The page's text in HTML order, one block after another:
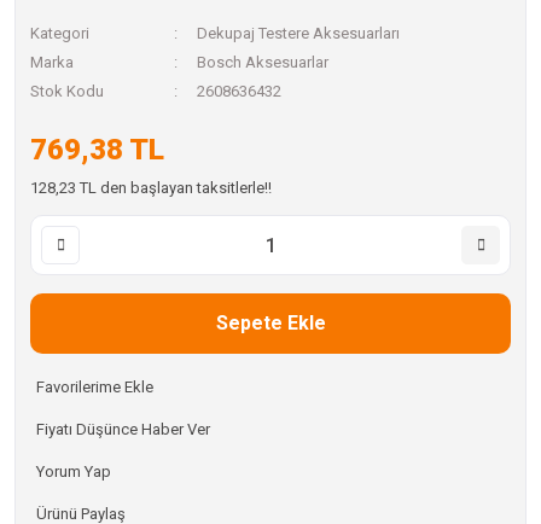
Kategori
Dekupaj Testere Aksesuarları
Marka
Bosch Aksesuarlar
Stok Kodu
2608636432
769,38 TL
128,23 TL den başlayan taksitlerle!!
Sepete Ekle
Fiyatı Düşünce Haber Ver
Yorum Yap
Ürünü Paylaş